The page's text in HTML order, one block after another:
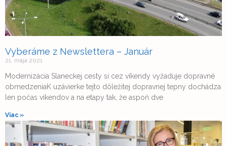
Vyberáme z Newslettera – Január
21. mája 2021
Modernizácia Slaneckej cesty si cez víkendy vyžaduje dopravné
obmedzeniaK uzávierke tejto dôležitej dopravnej tepny dochádza
len počas víkendov a na etapy tak, že aspoň dve
Viac »